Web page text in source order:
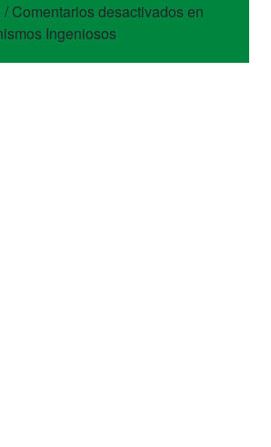
/ Comentarios desactivadosen
Ingeniosos